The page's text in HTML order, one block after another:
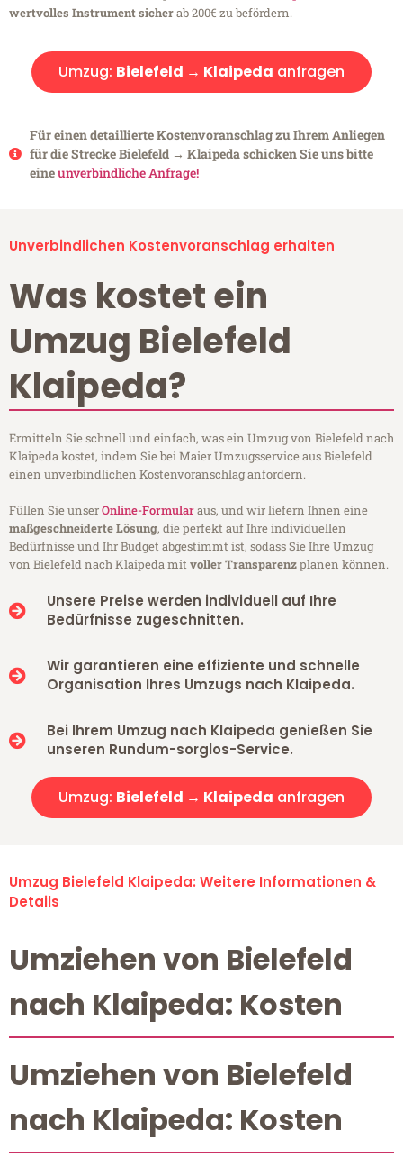
wertvolles Instrument sicherab 200€ zu befördern.
Umzug: Bielefeld → Klaipeda anfragen
Für einen detaillierte Kostenvoranschlag zu Ihrem Anliegen
für die Strecke Bielefeld → Klaipeda schicken Sie uns bitte
eineunverbindliche Anfrage!
Unverbindlichen Kostenvoranschlag erhalten
Was kostet ein
Umzug Bielefeld
Klaipeda?
Ermitteln Sie schnell und einfach, was ein Umzug von Bielefeld nach
Klaipeda kostet, indem Sie bei Maier Umzugsservice aus Bielefeld
einen unverbindlichen Kostenvoranschlag anfordern.
Füllen Sie unserOnline-Formularaus, und wir liefern Ihnen eine
maßgeschneiderte Lösung, die perfekt auf Ihre individuellen
Bedürfnisse und Ihr Budget abgestimmt ist, sodass Sie Ihre Umzug
von Bielefeld nach Klaipeda mitvoller Transparenzplanen können.
Unsere Preise werden individuell auf Ihre
Bedürfnisse zugeschnitten.
Wir garantieren eine effiziente und schnelle
Organisation Ihres Umzugs nach Klaipeda.
Bei Ihrem Umzug nach Klaipeda genießen Sie
unseren Rundum-sorglos-Service.
Umzug: Bielefeld → Klaipeda anfragen
Umzug Bielefeld Klaipeda: Weitere Informationen &
Details
Umziehen von Bielefeld
nach Klaipeda: Kosten
Umziehen von Bielefeld
nach Klaipeda: Kosten